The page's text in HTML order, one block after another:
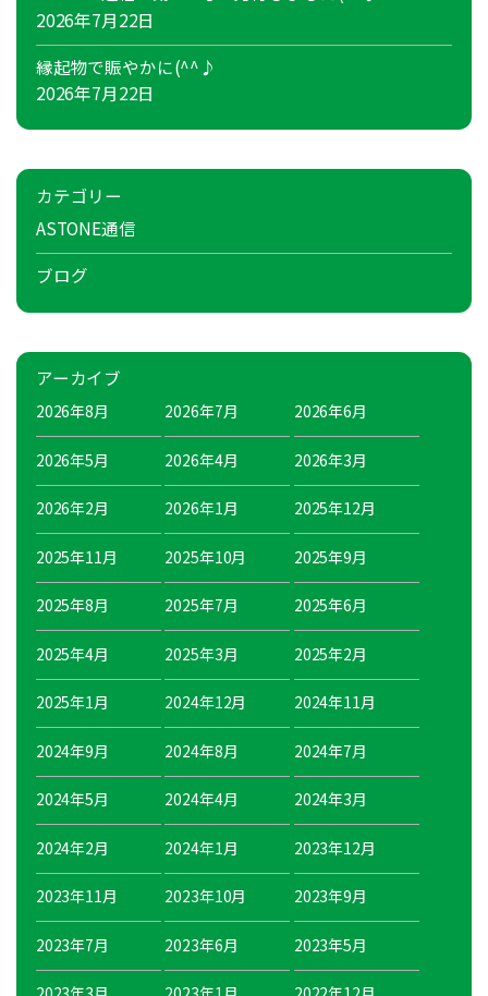
2026年7月22日
縁起物で賑やかに(^^♪
2026年7月22日
カテゴリー
ASTONE通信
ブログ
アーカイブ
2026年8月 2026年7月 2026年6月
2026年5月 2026年4月 2026年3月
2026年2月 2026年1月 2025年12月
2025年11月 2025年10月 2025年9月
2025年8月 2025年7月 2025年6月
2025年4月 2025年3月 2025年2月
2025年1月 2024年12月 2024年11月
2024年9月 2024年8月 2024年7月
2024年5月 2024年4月 2024年3月
2024年2月 2024年1月 2023年12月
2023年11月 2023年10月 2023年9月
2023年7月 2023年6月 2023年5月